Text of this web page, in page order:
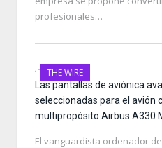
profesionales…
THE WIRE
JUNE 20, 2023
Las pantallas de aviónica
seleccionadas para el avión
multipropósito Airbus A330
El vanguardista ordenador